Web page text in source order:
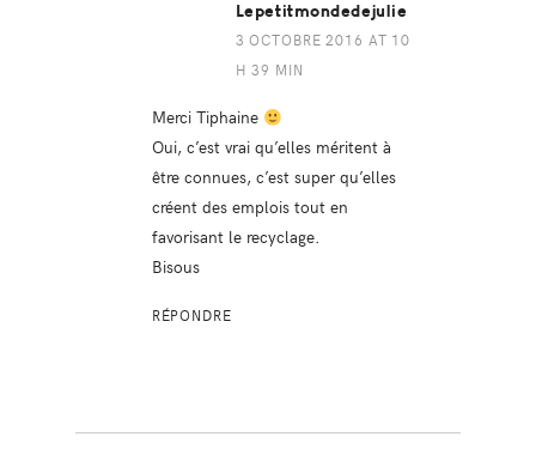
Lepetitmondedejulie
3 OCTOBRE 2016 AT 10
H 39 MIN
Merci Tiphaine
Oui, c’est vrai qu’elles méritent à
être connues, c’est super qu’elles
créent des emplois tout en
favorisant le recyclage.
Bisous
RÉPONDRE